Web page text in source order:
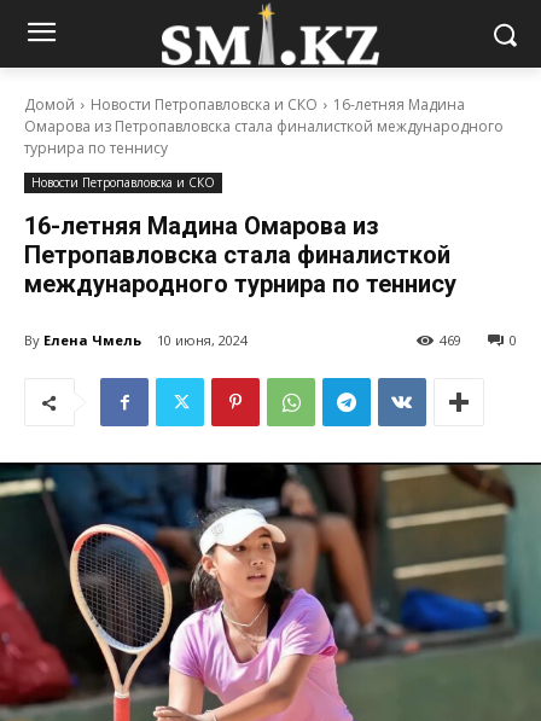
Домой Новости Петропавловска и СКО
16-летняя Мадина
Омарова из Петропавловска стала финалисткой международного
турнира по теннису
Новости Петропавловска и СКО
16-летняя Мадина Омарова из
Петропавловска стала финалисткой
международного турнира по теннису
By Елена Чмель 10 июня, 2024 0
469